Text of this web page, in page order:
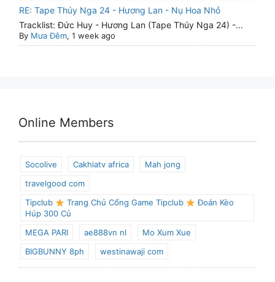
RE: Tape Thúy Nga 24 - Hương Lan - Nụ Hoa Nhỏ
Tracklist: Đức Huy - Hương Lan (Tape Thúy Nga 24) -...
By Mưa Đêm, 1 week ago
Online Members
Socolive Cakhiatv africa
Mah jong
travelgood com
Tipclub
Trang Chủ Cổng Game Tipclub
Đoán Kèo
Húp 300 Củ
MEGA PARI
ae888vn nl
Mo Xum Xue
BIGBUNNY 8ph
westinawaji com